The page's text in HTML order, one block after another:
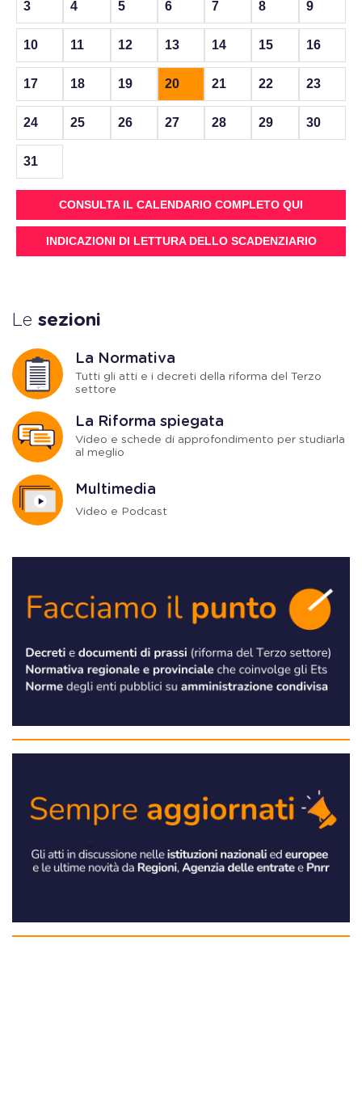
3 4 5 6 7 8 9
10 11 12 13 14 15 16
17 18 19 20 21 22 23
24 25 26 27 28 29 30
31
CONSULTA IL CALENDARIO COMPLETO QUI
INDICAZIONI DI LETTURA DELLO SCADENZIARIO
Le sezioni
La Normativa
Tutti gli atti e i decreti della riforma del Terzo
settore
La Riforma spiegata
Video e schede di approfondimento per studiarla
al meglio
Multimedia
Video e Podcast